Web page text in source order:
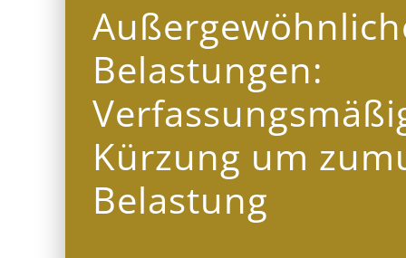
Belastungen:
Kürzung um
Belastung